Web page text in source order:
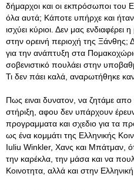
δήμαρχοι και οι εκπρόσωποι του
όλα αυτά; Κάποτε υπήρχε και
ισχύει κύριοι. Δεν μας ενδιαφέρει
στην ορεινή περιοχή της
για την ανάπτυξη στα Πομακοχώρια,
σοβενιστικό πουλάει στην
Τι δεν πάει καλά, αναρωτήθηκε
Πως ειναι δυνατον, να ζητάμε
στήριξη, αφου δεν υπάρχουν
προγραμματα και σχεδιο για τα
ως ένα κομμάτι της Ελληνικής
Iuliu Winkler, Χανς και Μπάτμαν,
την καρέκλα, την μάσα και να
Κοινοτητα, αλλά και στην